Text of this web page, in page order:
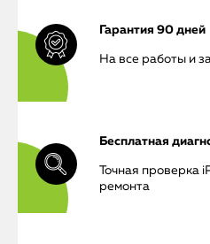
MacBook
Watch
iMac
Mac Mini
Гарантия 90 дней
На все работы и
Бесплатная
Точная проверка
ремонта